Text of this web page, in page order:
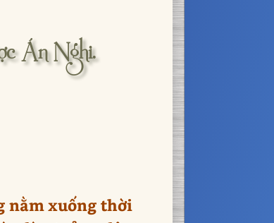
Án Nghi.
nằm xuống thời